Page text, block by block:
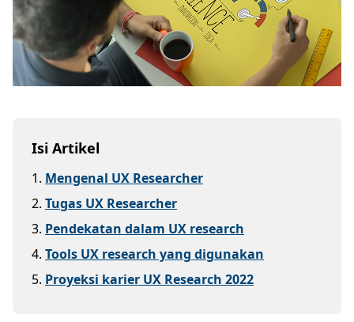
Isi Artikel
1. Mengenal UX Researcher
2. Tugas UX Researcher
3. Pendekatan dalam UX research
4. Tools UX research yang digunakan
5. Proyeksi karier UX Research 2022